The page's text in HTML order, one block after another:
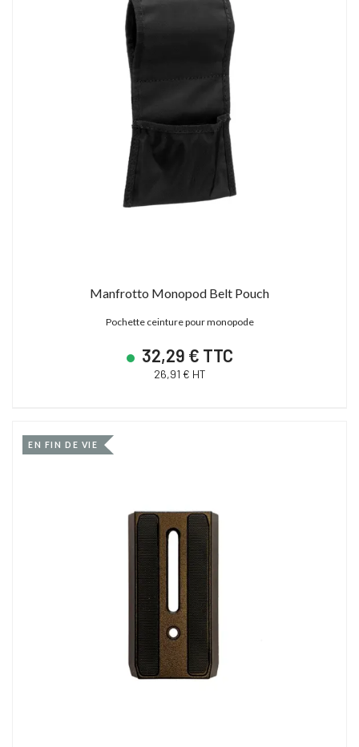
Manfrotto Monopod Belt Pouch
Pochette ceinture pour monopode
32,29 € TTC
26,91 € HT
EN FIN DE VIE